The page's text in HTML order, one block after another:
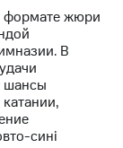
формате жюри
В
шансы
сині